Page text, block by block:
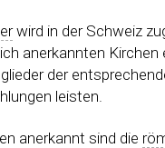
wird in der Schweiz
anerkannten Kirchen
der
leisten.
anerkannt sind die